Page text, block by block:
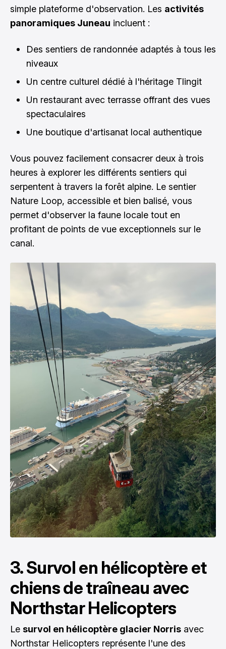
simple plateforme d'observation. Les activités
panoramiques Juneau incluent :
Des sentiers de randonnée adaptés à tous les
niveaux
Un centre culturel dédié à l'héritage Tlingit
Un restaurant avec terrasse offrant des vues
spectaculaires
Une boutique d'artisanat local authentique
Vous pouvez facilement consacrer deux à trois
heures à explorer les différents sentiers qui
serpentent à travers la forêt alpine. Le sentier
Nature Loop, accessible et bien balisé, vous
permet d'observer la faune locale tout en
profitant de points de vue exceptionnels sur le
canal.
3. Survol en hélicoptère et
chiens de traîneau avec
Northstar Helicopters
Le survol en hélicoptère glacier Norris avec
Northstar Helicopters représente l'une des